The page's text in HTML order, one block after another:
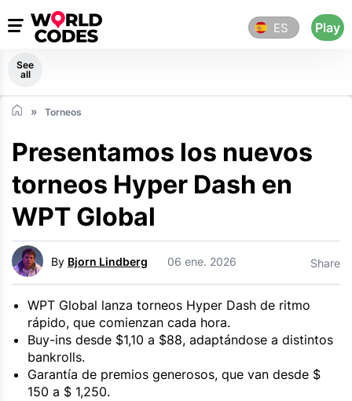
ES Play
See
all
Torneos
Presentamos los nuevos
torneos Hyper Dash en
WPT Global
By Bjorn Lindberg 06 ene. 2026 Share
WPT Global lanza torneos Hyper Dash de ritmo
rápido, que comienzan cada hora.
Buy-ins desde $1,10 a $88, adaptándose a distintos
bankrolls.
Garantía de premios generosos, que van desde $
150 a $ 1,250.